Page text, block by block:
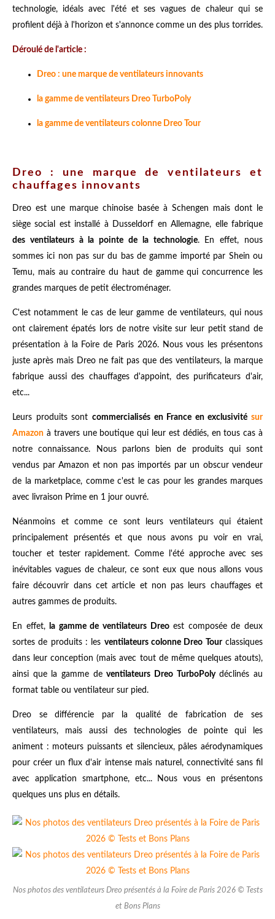
technologie, idéals avec l'été et ses vagues de chaleur qui se
profilent déjà à l'horizon et s'annonce comme un des plus torrides.
Déroulé de l'article :
Dreo : une marque de ventilateurs innovants
la gamme de ventilateurs Dreo TurboPoly
la gamme de ventilateurs colonne Dreo Tour
Dreo : une marque de ventilateurs et
chauffages innovants
Dreo est une marque chinoise basée à Schengen mais dont le
siège social est installé à Dusseldorf en Allemagne, elle fabrique
des ventilateurs à la pointe de la technologie. En effet, nous
sommes ici non pas sur du bas de gamme importé par Shein ou
Temu, mais au contraire du haut de gamme qui concurrence les
grandes marques de petit électroménager.
C'est notamment le cas de leur gamme de ventilateurs, qui nous
ont clairement épatés lors de notre visite sur leur petit stand de
présentation à la Foire de Paris 2026. Nous vous les présentons
juste après mais Dreo ne fait pas que des ventilateurs, la marque
fabrique aussi des chauffages d'appoint, des purificateurs d'air,
etc...
Leurs produits sont commercialisés en France en exclusivité sur
Amazon à travers une boutique qui leur est dédiés, en tous cas à
notre connaissance. Nous parlons bien de produits qui sont
vendus par Amazon et non pas importés par un obscur vendeur
de la marketplace, comme c'est le cas pour les grandes marques
avec livraison Prime en 1 jour ouvré.
Néanmoins et comme ce sont leurs ventilateurs qui étaient
principalement présentés et que nous avons pu voir en vrai,
toucher et tester rapidement. Comme l'été approche avec ses
inévitables vagues de chaleur, ce sont eux que nous allons vous
faire découvrir dans cet article et non pas leurs chauffages et
autres gammes de produits.
En effet, la gamme de ventilateurs Dreoest composée de deux
sortes de produits : les ventilateurs colonne Dreo Tourclassiques
dans leur conception (mais avec tout de même quelques atouts),
ainsi que la gamme deventilateurs Dreo TurboPolydéclinés au
format table ou ventilateur sur pied.
Dreo se différencie par la qualité de fabrication de ses
ventilateurs, mais aussi des technologies de pointe qui les
animent : moteurs puissants et silencieux, pâles aérodynamiques
pour créer un flux d'air intense mais naturel, connectivité sans fil
avec application smartphone, etc... Nous vous en présentons
quelques uns plus en détails.
Nos photos des ventilateurs Dreo présentés à la Foire de Paris 2026 © Tests
et Bons Plans